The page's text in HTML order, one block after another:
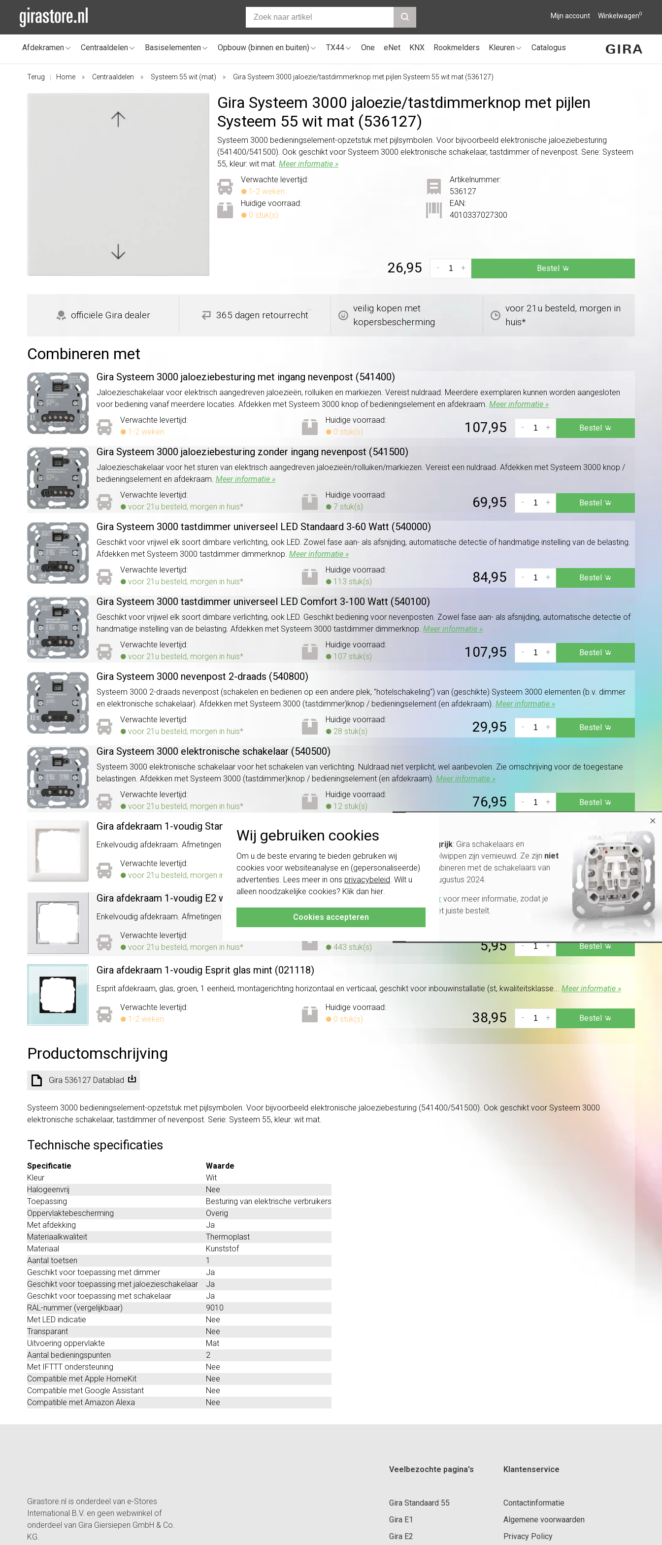
Wij gebruiken cookies
Om u de beste ervaring te bieden gebruiken wij
cookies voor websiteanalyse en (gepersonaliseerde)
advertenties. Lees meer in ons privacybeleid. Wilt u
alleen noodzakelijke cookies? Klik dan hier.
Cookies accepteren
Mijn account Winkelwagen0
Afdekramen Centraaldelen Basiselementen Opbouw (binnen en buiten) TX44 One eNet KNX Rookmelders Kleuren Catalogus
Terug Home Centraaldelen Systeem 55 wit (mat) Gira Systeem 3000 jaloezie/tastdimmerknop met pijlen Systeem 55 wit mat (536127)
Gira Systeem 3000 jaloezie/tastdimmerknop met pijlen
Systeem 55 wit mat (536127)
Systeem 3000 bedieningselement-opzetstuk met pijlsymbolen. Voor bijvoorbeeld elektronische jaloeziebesturing
(541400/541500). Ook geschikt voor Systeem 3000 elektronische schakelaar, tastdimmer of nevenpost. Serie: Systeem
55, kleur: wit mat.Meer informatie »
Verwachte levertijd:
1-2 weken
Huidige voorraad:
0 stuk(s)
Artikelnummer:
536127
EAN:
4010337027300
26,95 +
- Bestel
officiële Gira dealer 365 dagen retourrecht
veilig kopen met
kopersbescherming
voor 21u besteld, morgen in
huis*
Combineren met
Gira Systeem 3000 jaloeziebesturing met ingang nevenpost (541400)
Jaloezieschakelaar voor elektrisch aangedreven jaloezieën, rolluiken en markiezen. Vereist nuldraad. Meerdere exemplaren kunnen worden aangesloten
voor bediening vanaf meerdere locaties. Afdekken met Systeem 3000 knop of bedieningselement en afdekraam. Meer informatie »
Verwachte levertijd:
1-2 weken
Huidige voorraad:
0 stuk(s)
107,95 +
- Bestel
Gira Systeem 3000 jaloeziebesturing zonder ingang nevenpost (541500)
Jaloezieschakelaar voor het sturen van elektrisch aangedreven jaloezieën/rolluiken/markiezen. Vereist een nuldraad. Afdekken met Systeem 3000 knop /
bedieningselement en afdekraam. Meer informatie »
Verwachte levertijd:
voor 21u besteld, morgen in huis*
Huidige voorraad:
7 stuk(s)
69,95 +
- Bestel
Gira Systeem 3000 tastdimmer universeel LED Standaard 3-60 Watt (540000)
Geschikt voor vrijwel elk soort dimbare verlichting, ook LED. Zowel fase aan- als afsnijding, automatische detectie of handmatige instelling van de belasting.
Afdekken met Systeem 3000 tastdimmer dimmerknop. Meer informatie »
Verwachte levertijd:
voor 21u besteld, morgen in huis*
Huidige voorraad:
113 stuk(s)
84,95 +
- Bestel
Gira Systeem 3000 tastdimmer universeel LED Comfort 3-100 Watt (540100)
Geschikt voor vrijwel elk soort dimbare verlichting, ook LED. Geschikt bediening voor nevenposten. Zowel fase aan- als afsnijding, automatische detectie of
handmatige instelling van de belasting. Afdekken met Systeem 3000 tastdimmer dimmerknop. Meer informatie »
Verwachte levertijd:
voor 21u besteld, morgen in huis*
Huidige voorraad:
107 stuk(s)
107,95 +
- Bestel
Gira Systeem 3000 nevenpost 2-draads (540800)
Systeem 3000 2-draads nevenpost (schakelen en bedienen op een andere plek, "hotelschakeling") van (geschikte) Systeem 3000 elementen (b.v. dimmer
en elektronische schakelaar). Afdekken met Systeem 3000 (tastdimmer)knop / bedieningselement (en afdekraam). Meer informatie »
Verwachte levertijd:
voor 21u besteld, morgen in huis*
Huidige voorraad:
28 stuk(s)
29,95 +
- Bestel
Gira Systeem 3000 elektronische schakelaar (540500)
Systeem 3000 elektronische schakelaar voor het schakelen van verlichting. Nuldraad niet verplicht, wel aanbevolen. Zie omschrijving voor de toegestane
belastingen. Afdekken met Systeem 3000 (tastdimmer)knop / bedieningselement (en afdekraam). Meer informatie »
Verwachte levertijd:
voor 21u besteld, morgen in huis*
Huidige voorraad:
12 stuk(s)
76,95 +
- Bestel
Gira afdekraam 1-voudig Standaard 55 wit mat (021104)
Enkelvoudig afdekraam. Afmetingen (buitenmaat bxhxd): 80,7 x 80,7 x 11,4 mm. Serie: Standaard 55, kleur: wit mat.Meer informatie »
Verwachte levertijd:
voor 21u besteld, morgen in huis*
Huidige voorraad:
402 stuk(s)
2,95 +
- Bestel
Gira afdekraam 1-voudig E2 wit mat (021122)
Enkelvoudig afdekraam. Afmetingen (buitenmaat b x h x d): 80,8 x 80,8 x 9,3 mm. Serie: E2, kleur: wit mat.Meer informatie »
Verwachte levertijd:
voor 21u besteld, morgen in huis*
443 stuk(s)
5,95 +
- Bestel
Gira afdekraam 1-voudig Esprit glas mint (021118)
Esprit afdekraam, glas, groen, 1 eenheid, montagerichting horizontaal en verticaal, geschikt voor inbouwinstallatie (st, kwaliteitsklasse... Meer informatie »
Verwachte levertijd:
1-2 weken
Huidige voorraad:
0 stuk(s)
38,95 +
- Bestel
Productomschrijving
Gira 536127 Datablad
Systeem 3000 bedieningselement-opzetstuk met pijlsymbolen. Voor bijvoorbeeld elektronische jaloeziebesturing (541400/541500). Ook geschikt voor Systeem 3000
elektronische schakelaar, tastdimmer of nevenpost. Serie: Systeem 55, kleur: wit mat.
Technische specificaties
Specificatie
Waarde
Kleur
Wit
Halogeenvrij
Nee
Toepassing
Besturing van elektrische verbruikers
Oppervlaktebescherming
Overig
Met afdekking
Ja
Materiaalkwaliteit
Thermoplast
Materiaal
Kunststof
Aantal toetsen
1
Geschikt voor toepassing met dimmer
Ja
Geschikt voor toepassing met jaloezieschakelaar
Ja
Geschikt voor toepassing met schakelaar
Ja
RAL-nummer (vergelijkbaar)
9010
Met LED indicatie
Nee
Transparant
Nee
Uitvoering oppervlakte
Mat
Aantal bedieningspunten
2
Met IFTTT ondersteuning
Nee
Compatible met Apple HomeKit
Nee
Compatible met Google Assistant
Nee
Compatible met Amazon Alexa
Nee
Girastore.nl is onderdeel van e-Stores
International B.V. en geen webwinkel of
onderdeel van Gira Giersiepen GmbH & Co.
KG.
Veelbezochte pagina's
Gira Standaard 55
Gira E1
Gira E2
Klantenservice
Contactinformatie
Algemene voorwaarden
Privacy Policy
×
Belangrijk: Gira schakelaars en
schakelwippen zijn vernieuwd. Ze zijn niet
te combineren met de schakelaars van
vóór augustus 2024.
Klik hier voor meer informatie, zodat je
altijd het juiste bestelt.